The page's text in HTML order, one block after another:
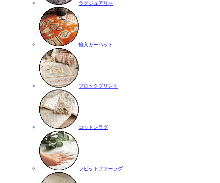
ラグジュアリー
輸入カーペット
ブロックプリント
コットンラグ
ラビットファーラグ